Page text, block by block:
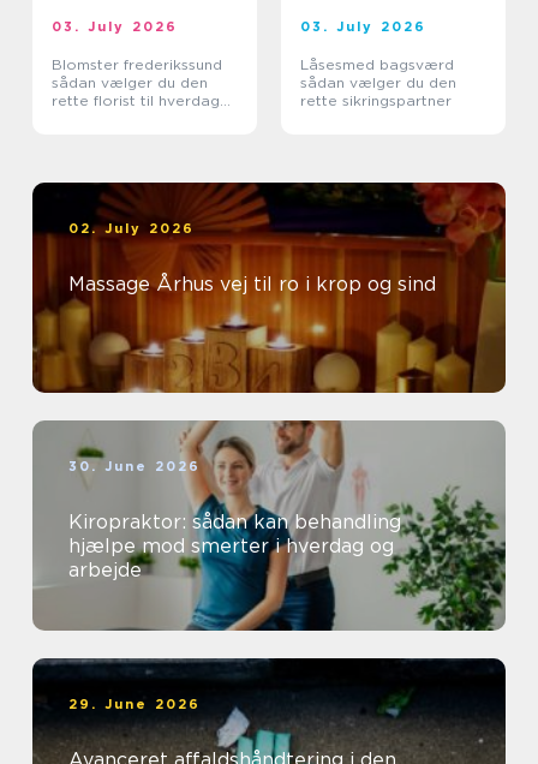
03. July 2026
Blomster frederikssund
sådan vælger du den
rette florist til hverdag
03. July 2026
Låsesmed bagsværd
sådan vælger du den
rette sikringspartner
02. July 2026
Massage Århus vej til ro i krop og sind
30. June 2026
Kiropraktor: sådan kan behandling
hjælpe mod smerter i hverdag og
arbejde
29. June 2026